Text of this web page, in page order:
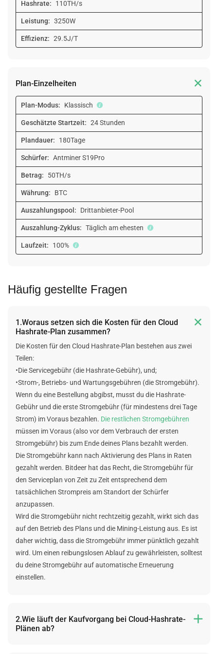
Hashrate: 110TH/s
Leistung: 3250W
Effizienz: 29.5J/T
Plan-Einzelheiten 
Plan-Modus: Klassisch
Geschätzte Startzeit: 24 Stunden
Plandauer: 180Tage
Schürfer: Antminer S19Pro
Betrag: 50TH/s
Währung: BTC
Auszahlungspool: Drittanbieter-Pool
Auszahlung-Zyklus: Täglich am ehesten
Laufzeit: 100%
Häufig gestellte Fragen
1.Woraus setzen sich die Kosten für den Cloud
Hashrate-Plan zusammen?

Die Kosten für den Cloud Hashrate-Plan bestehen aus zwei
Teilen:
•Die Servicegebühr (die Hashrate-Gebühr), und;
•Strom-, Betriebs- und Wartungsgebühren (die Stromgebühr).
Wenn du eine Bestellung abgibst, musst du die Hashrate-
Gebühr und die erste Stromgebühr (für mindestens drei Tage
Strom) im Voraus bezahlen. Die restlichen Stromgebühren
müssen im Voraus (also vor dem Verbrauch der ersten
Stromgebühr) bis zum Ende deines Plans bezahlt werden.
Die Stromgebühr kann nach Aktivierung des Plans in Raten
gezahlt werden. Bitdeer hat das Recht, die Stromgebühr für
den Serviceplan von Zeit zu Zeit entsprechend dem
tatsächlichen Strompreis am Standort der Schürfer
anzupassen.
Wird die Stromgebühr nicht rechtzeitig gezahlt, wirkt sich das
auf den Betrieb des Plans und die Mining-Leistung aus. Es ist
daher wichtig, dass die Stromgebühr immer pünktlich gezahlt
wird. Um einen reibungslosen Ablauf zu gewährleisten, solltest
du deine Stromgebühr auf automatische Erneuerung
einstellen.
2.Wie läuft der Kaufvorgang bei Cloud-Hashrate-
Plänen ab?
